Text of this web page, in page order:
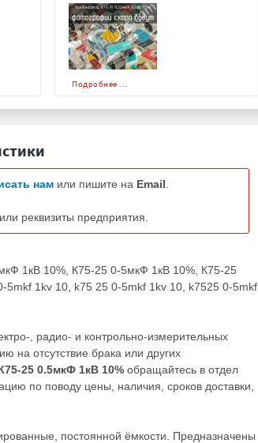
Подробнее ...
нам или пишите на Email
реквизиты предприятия.
1кВ 10%, К75-25 0-5мкФ 1кВ 10%, К75-25
1kv 10, k75 25 0-5mkf 1kv 10, k7525 0-5mkf
, радио- и контрольно-измерительных
на отсутствие брака или других
25 0.5мкФ 1кВ 10% обращайтесь в отдел
по поводу цены, наличия, сроков доставки,
постоянной ёмкости. Предназначены